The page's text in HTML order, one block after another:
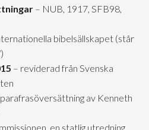
– NUB, 1917, SFB98,
bibelsällskapet (står
– reviderad från Svenska
av Kenneth
en statlig utredning